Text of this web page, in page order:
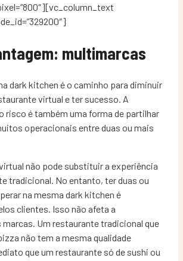
multimarcas
dark kitchen é o caminho para diminuir
virtual e ter sucesso. A
risco é também uma forma de partilhar
operacionais entre duas ou mais
não pode substituir a experiência
tradicional. No entanto, ter duas ou
na mesma dark kitchen é
clientes. Isso não afeta a
marcas. Um restaurante tradicional que
não tem a mesma qualidade
que um restaurante só de sushi ou